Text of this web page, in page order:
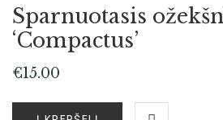
Sparnuotasis
‘Compactus’
€15.00